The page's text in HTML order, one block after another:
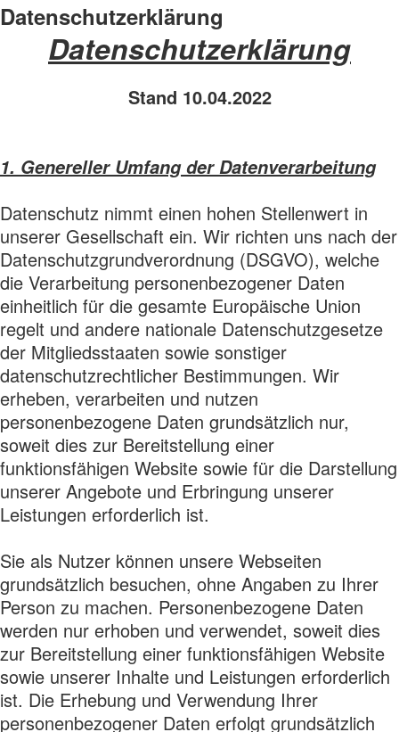
Datenschutzerklärung
Datenschutzerklärung
Stand 10.04.2022
1. Genereller Umfang der Datenverarbeitung
Datenschutz nimmt einen hohen Stellenwert in
unserer Gesellschaft ein. Wir richten uns nach der
Datenschutzgrundverordnung (DSGVO), welche
die Verarbeitung personenbezogener Daten
einheitlich für die gesamte Europäische Union
regelt und andere nationale Datenschutzgesetze
der Mitgliedsstaaten sowie sonstiger
datenschutzrechtlicher Bestimmungen. Wir
erheben, verarbeiten und nutzen
personenbezogene Daten grundsätzlich nur,
soweit dies zur Bereitstellung einer
funktionsfähigen Website sowie für die Darstellung
unserer Angebote und Erbringung unserer
Leistungen erforderlich ist.
Sie als Nutzer können unsere Webseiten
grundsätzlich besuchen, ohne Angaben zu Ihrer
Person zu machen. Personenbezogene Daten
werden nur erhoben und verwendet, soweit dies
zur Bereitstellung einer funktionsfähigen Website
sowie unserer Inhalte und Leistungen erforderlich
ist. Die Erhebung und Verwendung Ihrer
personenbezogener Daten erfolgt grundsätzlich